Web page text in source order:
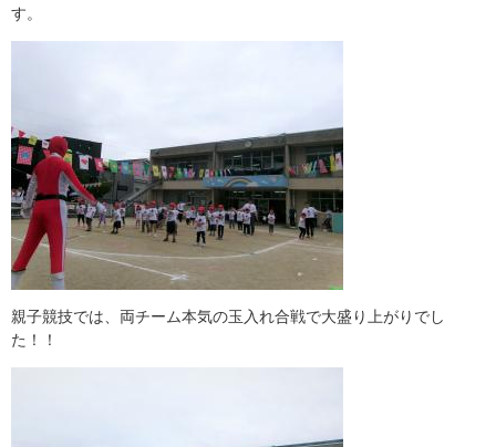
す。
親子競技では、両チーム本気の玉入れ合戦で大盛り上がりでし
た！！